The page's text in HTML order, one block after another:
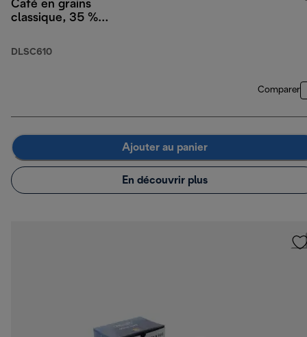
Café en grains
classique, 35 %
250 g
DLSC610
Comparer
Ajouter au panier
En découvrir plus